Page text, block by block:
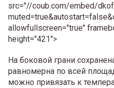
src="//coub.com/embed/
allowfullscreen="true"
height="421">
На боковой грани
равномерна по всей
можно привязать к